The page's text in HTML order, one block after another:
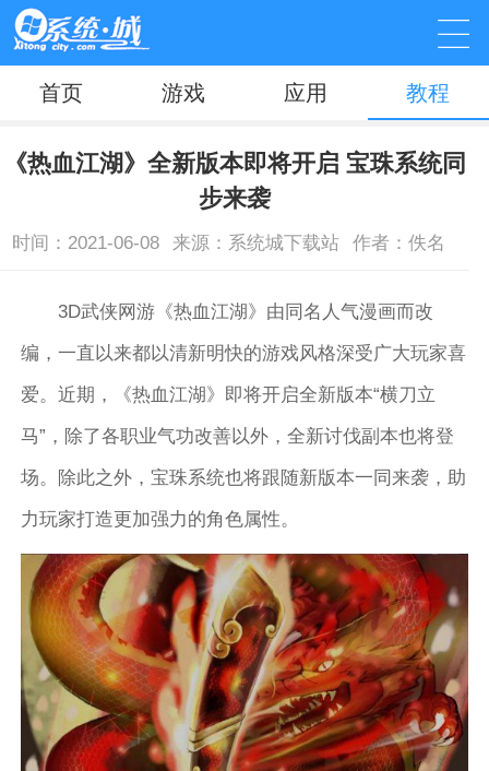
首页 游戏 应用 教程
《热血江湖》全新版本即将开启 宝珠系统同
步来袭
时间：2021-06-08 来源：系统城下载站 作者：佚名
3D武侠网游《热血江湖》由同名人气漫画而改
编，一直以来都以清新明快的游戏风格深受广大玩家喜
爱。近期，《热血江湖》即将开启全新版本“横刀立
马”，除了各职业气功改善以外，全新讨伐副本也将登
场。除此之外，宝珠系统也将跟随新版本一同来袭，助
力玩家打造更加强力的角色属性。